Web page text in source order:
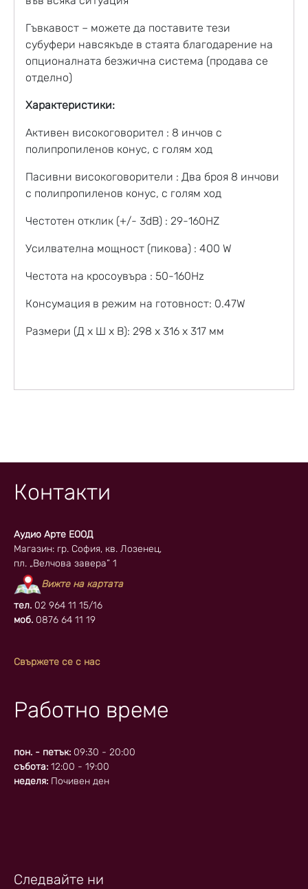
Гъвкавост – можете да поставите тези
субуфери навсякъде в стаята благодарение на
опционалната безжична система (продава се
отделно)
Характеристики:
Активен високоговорител : 8 инчов с
полипропиленов конус, с голям ход
Пасивни високоговорители : Два броя 8 инчови
с полипропиленов конус, с голям ход
Честотен отклик (+/- 3dB) : 29-160HZ
Усилвателна мощност (пикова) : 400 W
Честота на кросоувъра : 50-160Hz
Консумация в режим на готовност: 0.47W
Размери (Д x Ш x В): 298 x 316 x 317 мм
Контакти
Аудио Арте ЕООД
Магазин: гр. София, кв. Лозенец,
пл. „Велчова завера” 1
Вижте на картата
тел. 02 964 11 15/16
моб. 0876 64 11 19
Свържете се с нас
Работно време
пон. - петък: 09:30 - 20:00
събота: 12:00 - 19:00
неделя: Почивен ден
Следвайте ни